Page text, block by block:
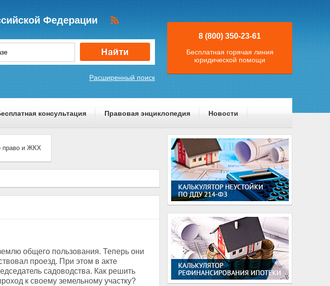
Федерации
Расширенный поиск
8 (800) 350-23-61
Бесплатная горячая линия
юридической помощи
консультация Правовая энциклопедия Новости
и ЖКХ
общего пользования. Теперь они
проезд. При этом в акте
садоводства. Как решить
к своему земельному участку?